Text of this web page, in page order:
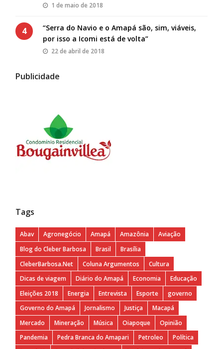
1 de maio de 2018
4
“Serra do Navio e o Amapá são, sim, viáveis,
por isso a Icomi está de volta”
22 de abril de 2018
Publicidade
Tags
Abav Agronegócio Amapá Amazônia
Aviação
Blog do Cleber Barbosa
Brasil
Brasília
CleberBarbosa.Net
Coluna Argumentos
Cultura
Dicas de viagem
Diário do Amapá Economia
Educação
Eleições 2018
Energia Entrevista Esporte
governo
Governo do Amapá
Jornalismo Justiça
Macapá
Mercado
Mineração Música Oiapoque
Opinião
Pandemia
Pedra Branca do Amapari Petroleo
Política